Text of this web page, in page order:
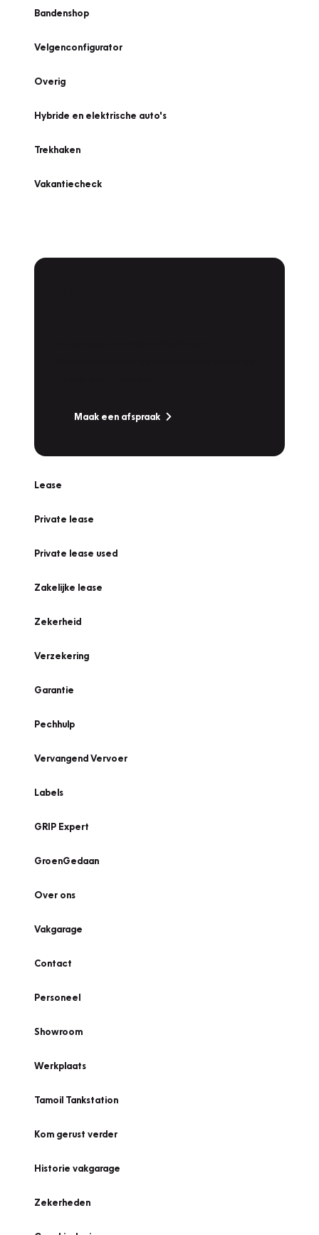
Bandenshop
Velgenconfigurator
Overig
Hybride en elektrische auto's
Trekhaken
Vakantiecheck
Maak een afspraak
Lease
Private lease
Private lease used
Zakelijke lease
Zekerheid
Verzekering
Garantie
Pechhulp
Vervangend Vervoer
Labels
GRIP Expert
GroenGedaan
Over ons
Vakgarage
Contact
Personeel
Showroom
Werkplaats
Tamoil Tankstation
Kom gerust verder
Historie vakgarage
Zekerheden